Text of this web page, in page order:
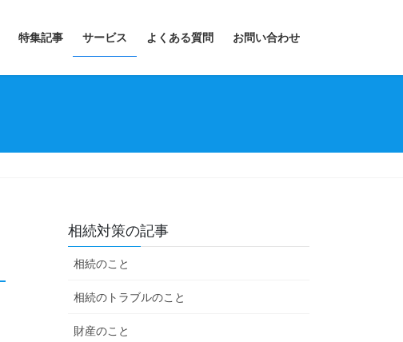
特集記事 サービス よくある質問 お問い合わせ
相続対策の記事
相続のこと
相続のトラブルのこと
財産のこと